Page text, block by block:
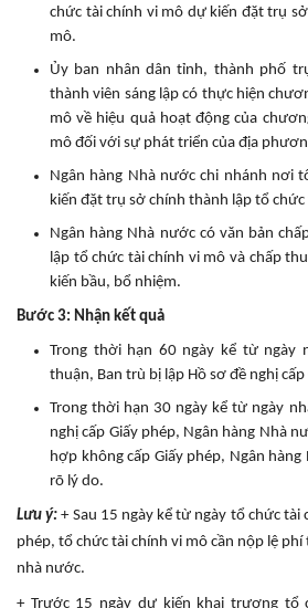
chức tài chính vi mô dự kiến đặt trụ
mô.
Ủy ban nhân dân tỉnh, thành phố
thành viên sáng lập có thực hiện
mô về hiệu quả hoạt động của
mô đối với sự phát triển của địa
Ngân hàng Nhà nước chi nhánh nơi
kiến đặt trụ sở chính thành lập tổ
Ngân hàng Nhà nước có văn bản
lập tổ chức tài chính vi mô và chấp
kiến bầu, bổ nhiệm.
Bước 3: Nhận kết quả
Trong thời hạn 60 ngày kể từ ngày
thuận, Ban trù bị lập Hồ sơ đề nghị cấp
Trong thời hạn 30 ngày kể từ ngày
nghị cấp Giấy phép, Ngân hàng Nhà
hợp không cấp Giấy phép, Ngân
rõ lý do.
Lưu ý:+ Sau 15 ngày kể từ ngày tổ chức tài
phép, tổ chức tài chính vi mô cần nộp lệ phí
nhà nước.
+ Trước 15 ngày dự kiến khai trương tổ